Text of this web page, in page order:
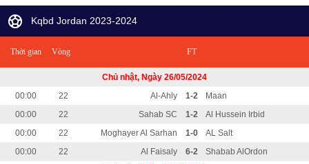
Kqbd Jordan 2023-2024
Thời gian Vòng FT
Chủ nhật, Ngày 26/05/2024
00:00
22 Al-Ahly 1-2
Maan
00:00
22 Sahab SC 1-2
Al Hussein Irbid
00:00
22 Moghayer Al Sarhan 1-0
AL Salt
00:00
22 Al Faisaly 6-2
Shabab AlOrdon